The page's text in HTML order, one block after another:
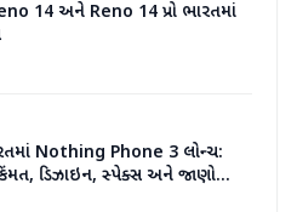
14 અને Reno 14 પ્રો ભારતમાં
Nothing Phone 3 લોન્ચ:
ડિઝાઇન, સ્પેક્સ અને જાણો